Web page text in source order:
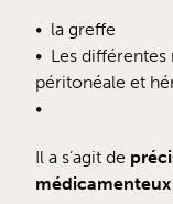
la greffe
Les différentes
péritonéale et
Il a s’agit de
médicamenteux